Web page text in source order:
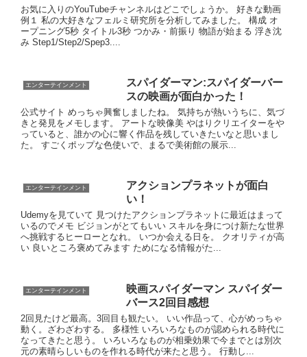
お気に入りのYouTubeチャンネルはどこでしょうか。 好きな動画
例１ 私の大好きなフェルミ研究所を分析してみました。 構成 オ
ープニング5秒 タイトル3秒 つかみ・前振り 物語が始まる 浮き沈
み Step1/Step2/Spep3....
エンターテインメント
スパイダーマン:スパイダーバー
スの映画が面白かった！
公式サイト めっちゃ興奮しましたね。 気持ちが熱いうちに、気づ
きと発見をメモします。 アートな映像美 やはりクリエイターをや
っていると、誰かの心に響く作品を残していきたいなと思いまし
た。 すごくポップな色使いで、まるで美術館の展示...
エンターテインメント
アクションプラネットが面白
い！
Udemyを見ていて 見つけたアクションプラネットに最近はまって
いるのでメモ ビジョンがとてもいい スキルを身につけ新たな世界
へ挑戦するヒーローとなれ。 いつか会える日を。 クオリティが高
い 良いところ褒めてみます ためになる情報がた...
エンターテインメント
映画スパイダーマン スパイダー
バース2回目感想
2回見たけど最高。3回目も観たい。 いい作品って、心がめっちゃ
動く。ざわざわする。 多様性 いろいろなものが認められる時代に
なってきたと思う。 いろいろなものが相乗効果で今までとは別次
元の素晴らしいものを作れる時代が来たと思う。 行動し...